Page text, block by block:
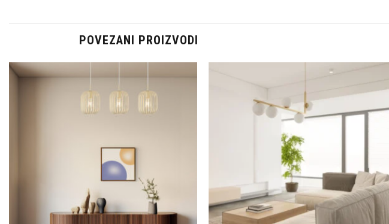
POVEZANI PROIZVODI
Dodaj u